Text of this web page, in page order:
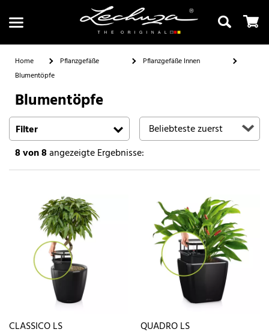
Home Pflanzgefäße
Pflanzgefäße Innen
Blumentöpfe
Blumentöpfe
Filter
8von 8angezeigte Ergebnisse:
CLASSICO LS QUADRO LS